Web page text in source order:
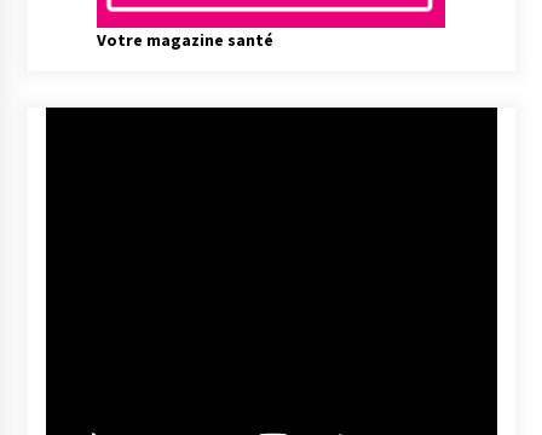
Votre magazine santé